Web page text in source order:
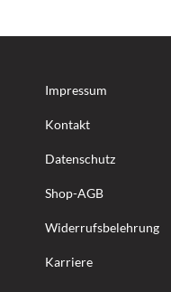
Impressum
Kontakt
Datenschutz
Shop-AGB
Widerrufsbelehrung
Karriere